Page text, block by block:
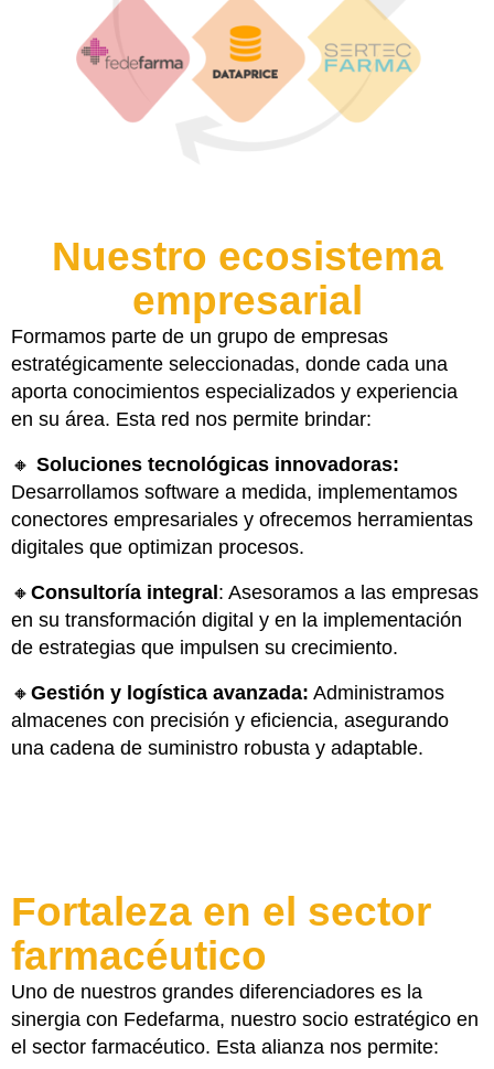
Nuestro ecosistema
empresarial
Formamos parte de un grupo de empresas
estratégicamente seleccionadas, donde cada una
aporta conocimientos especializados y experiencia
en su área. Esta red nos permite brindar:
🔸 Soluciones tecnológicas innovadoras:
Desarrollamos software a medida, implementamos
conectores empresariales y ofrecemos herramientas
digitales que optimizan procesos.
🔸 Consultoría integral: Asesoramos a las empresas
en su transformación digital y en la implementación
de estrategias que impulsen su crecimiento.
🔸 Gestión y logística avanzada: Administramos
almacenes con precisión y eficiencia, asegurando
una cadena de suministro robusta y adaptable.
Fortaleza en el sector
farmacéutico
Uno de nuestros grandes diferenciadores es la
sinergia con Fedefarma, nuestro socio estratégico en
el sector farmacéutico. Esta alianza nos permite: